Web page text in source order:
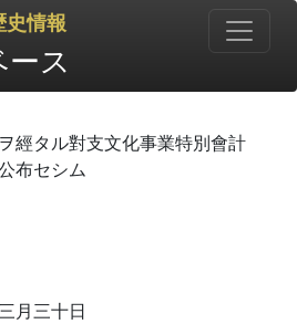
史情報
ス
經タル對支文化事業特別會計
布セシム
月三十日